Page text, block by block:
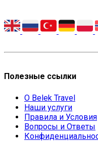
Полезные ссылки
О Belek Travel
Наши услуги
Правила и Условия
Вопросы и Ответы